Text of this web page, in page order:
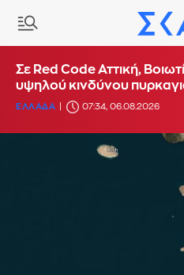
Σε Red Code Αττική,
υψηλού κινδύνου
ΕΛΛΑΔΑ 07:34, 06.08.2026